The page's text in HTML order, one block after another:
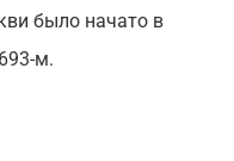
было начато в
м.